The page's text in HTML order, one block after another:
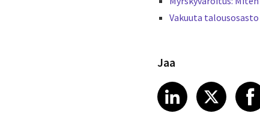
Vakuuta
Jaa
Share article
LinkedIn
Share
X